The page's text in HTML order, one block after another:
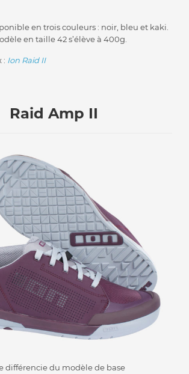
en trois couleurs : noir, bleu et kaki.
en taille 42 s’élève à 400g.
: Ion Raid II
Raid Amp II
différencie du modèle de base